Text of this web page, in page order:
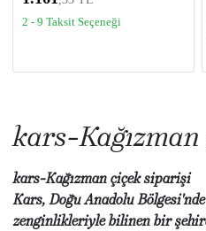
2 - 9 Taksit Seçeneği
kars-
kars-Kağızman çiçek siparişi
Kars, Doğu Anadolu
zenginlikleriyle bilinen bir